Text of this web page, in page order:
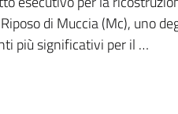
di Muccia (Mc), uno
più significativi per il …